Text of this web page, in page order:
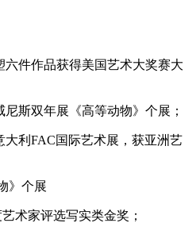
六件作品获得美国艺术大奖赛大
尼斯双年展《高等动物》个展；
大利FAC国际艺术展，获亚洲艺
》个展
术家评选写实类金奖；